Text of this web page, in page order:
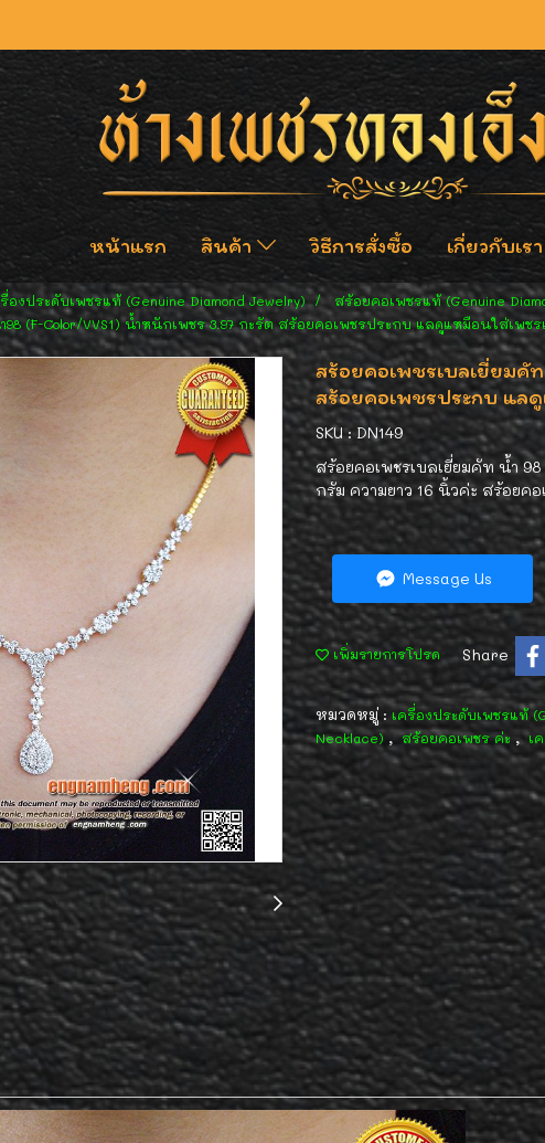
หน้าแรก สินค้า วิธีการสั่งซื้อ เกี่ยวกับเรา
องประดับเพชรแท้ (Genuine Diamond Jewelry)
สร้อยคอเพชรแท้ (Genuine
(F-Color/VVS1) น้ำหนักเพชร 3.97 กะรัต สร้อยคอเพชรประกบ แลดูแหมือนใส่เพช
สร้อยคอเพชรเบลเยี่ยมคั
สร้อยคอเพชรประกบ แล
SKU : DN149
สร้อยคอเพชรเบลเยี่ยมคัท น้ำ
กรัม ความยาว 16 นิ้วค่ะ สร้อย
Message Us
เพิ่มรายการโปรด Share
หมวดหมู่ : เครื่องประดับเพชรแท้
Necklace), สร้อยคอเพชร ค่ะ , เ